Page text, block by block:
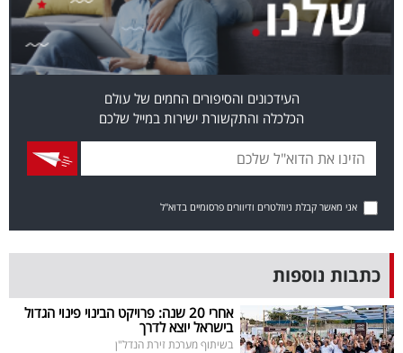
פרסמו
באייס
עקבו
אחרינו:
העידכונים והסיפורים החמים של עולם
הכלכלה והתקשורת ישירות במייל שלכם
אני מאשר קבלת ניוזלטרים ודיוורים פרסומיים בדוא"ל
כתבות נוספות
אחרי 20 שנה: פרויקט הבינוי פינוי הגדול
בישראל יוצא לדרך
בשיתוף מערכת זירת הנדל"ן